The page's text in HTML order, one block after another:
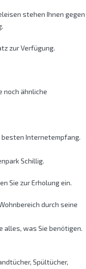
stehen Ihnen gegen
zur Verfügung.
noch ähnliche
Internetempfang.
Schillig.
Sie zur Erholung ein.
durch seine
alles, was Sie benötigen.
Spültücher,